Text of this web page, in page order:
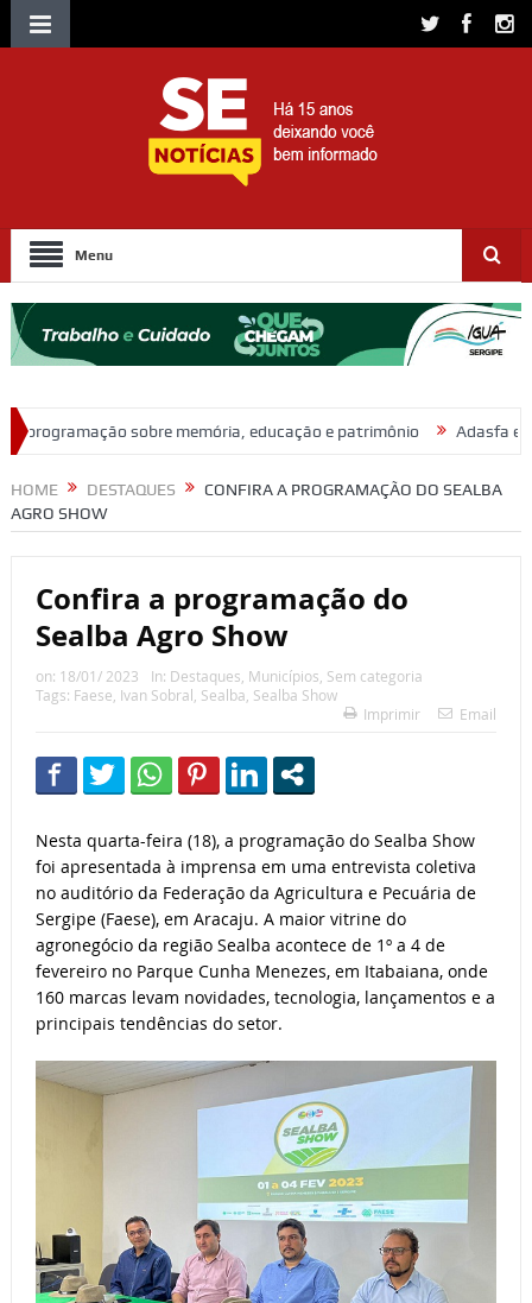
Menu
memória, educação e patrimônio Adasfa e Shopping Jardins
HOME DESTAQUES
CONFIRA A PROGRAMAÇÃO DO SEALBA
AGRO SHOW
Confira a programação do
Sealba Agro Show
on: 18/01/ 2023 In: Destaques, Municípios, Sem categoria
Tags: Faese, Ivan Sobral, Sealba, Sealba Show
Imprimir
Email
Nesta quarta-feira (18), a programação do Sealba Show
foi apresentada à imprensa em uma entrevista coletiva
no auditório da Federação da Agricultura e Pecuária de
Sergipe (Faese), em Aracaju. A maior vitrine do
agronegócio da região Sealba acontece de 1º a 4 de
fevereiro no Parque Cunha Menezes, em Itabaiana, onde
160 marcas levam novidades, tecnologia, lançamentos e a
principais tendências do setor.